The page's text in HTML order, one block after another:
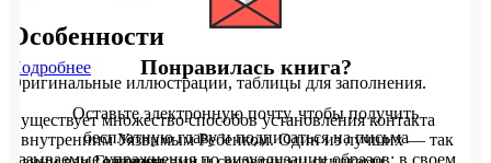
Особенности
Оригинальные иллюстрации, таблицы для заполнения.
Существует множество способов установления контакта
с внутренним Уязвимым Ребенком. Один из лучших — так
называемые упражнения по визуализации образов: в своем
Подробнее Понравилась книга?
Оставьте электронную почту, чтобы получить
бесплатную главу и подписаться на письма